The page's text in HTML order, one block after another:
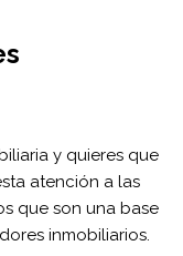
y quieres que
atención a las
que son una base
inmobiliarios.